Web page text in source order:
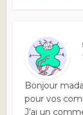
Bonjour
pour vos
J’ai un